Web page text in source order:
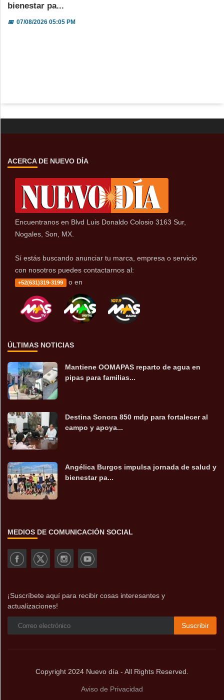
bienestar pa...
📅07/08/2026 05:05 PM
ACERCA DE NUEVO DÍA
Encuentranos en Blvd Luis Donaldo Colosio 3163 Sur,
Nogales, Son, MX.
Sí estás buscando anunciar tu marca, empresa o servicio
con nosotros puedes contactarnos al:
+52(631)319-3199 o en
ÚLTIMAS NOTICIAS
Mantiene OOMAPAS reparto de agua en
pipas para familias...
Destina Sonora 850 mdp para fortalecer al
campo y apoya...
Angélica Burgos impulsa jornada de salud y
bienestar pa...
MEDIOS DE COMUNICACIÓN SOCIAL
¡Suscríbete aquí para recibir cosas interesantes y
actualizaciones!
Suscribir
Copyright 2024 Nuevo día - All Rights Reserved.
Aviso de Privacidad